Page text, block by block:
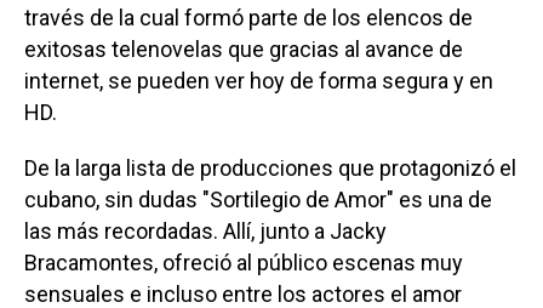
través de la cual formó parte de los elencos de
exitosas telenovelas que gracias al avance de
internet, se pueden ver hoy de forma segura y en
HD.
De la larga lista de producciones que protagonizó el
cubano, sin dudas "Sortilegio de Amor" es una de
las más recordadas. Allí, junto a Jacky
Bracamontes, ofreció al público escenas muy
sensuales e incluso entre los actores el amor